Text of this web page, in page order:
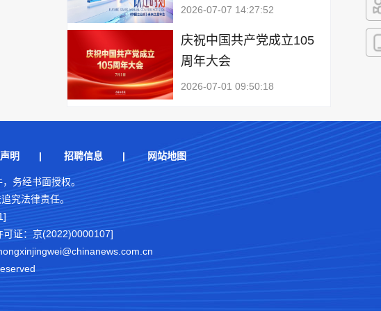
快
2026-07-07 14:27:52
庆祝中国共产党成立105
周年大会
2026-07-01 09:50:18
明 | 招聘信息 | 网站地图
务经书面授权。
究法律责任。
可证：京(2022)0000107]